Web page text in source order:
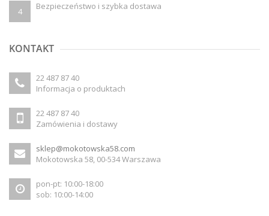
4 Bezpieczeństwo i szybka dostawa
KONTAKT
22 487 87 40
Informacja o produktach
22 487 87 40
Zamówienia i dostawy
sklep@mokotowska58.com
Mokotowska 58, 00-534 Warszawa
pon-pt: 10:00-18:00
sob: 10:00-14:00